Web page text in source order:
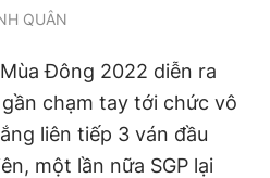
QUÂN
Đông 2022 diễn ra
gần chạm tay tới chức vô
liên tiếp 3 ván đầu
một lần nữa SGP lại